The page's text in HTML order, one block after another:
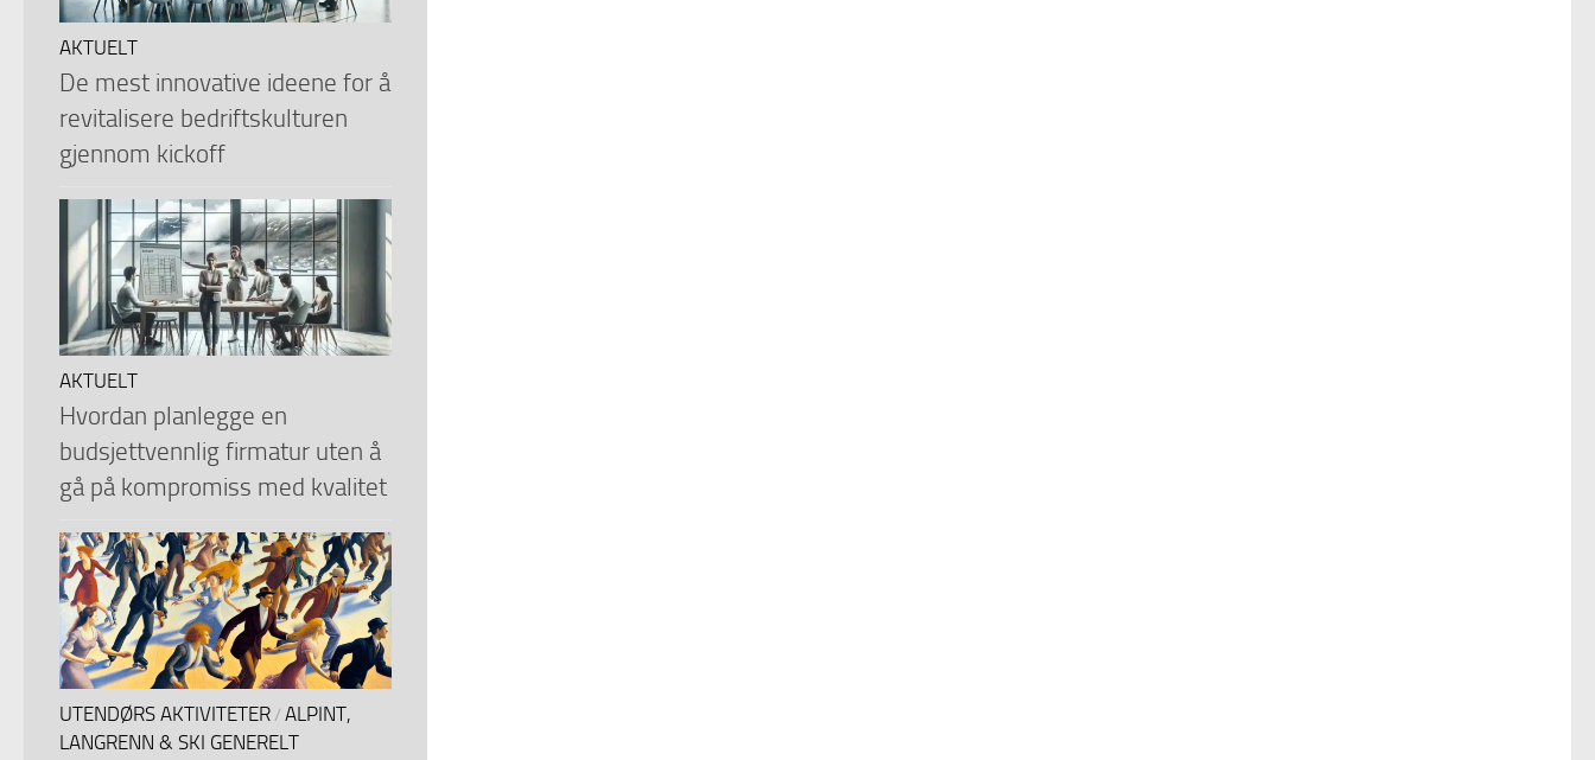
AKTUELT
De mest innovative ideene for å
revitalisere bedriftskulturen
gjennom kickoff
AKTUELT
Hvordan planlegge en
budsjettvennlig firmatur uten å
gå på kompromiss med kvalitet
UTENDØRS AKTIVITETER / ALPINT,
LANGRENN & SKI GENERELT